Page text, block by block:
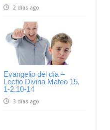
2 días ago
Evangelio del día –
Lectio Divina Mateo 15,
1-2.10-14
3 días ago